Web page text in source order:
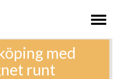
Toggle
med
runt